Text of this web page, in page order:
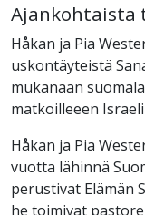
Ajankohtaista
Håkan ja Pia
uskontäyteistä
mukanaan
matkoilleeen
Håkan ja Pia
vuotta lähinnä
perustivat Elämän
he toimivat